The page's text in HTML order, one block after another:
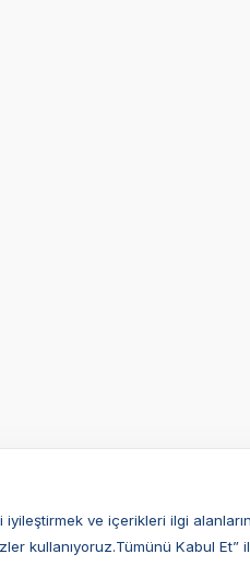
ve içerikleri ilgi
kullanıyoruz.Tümünü Kabul Et”